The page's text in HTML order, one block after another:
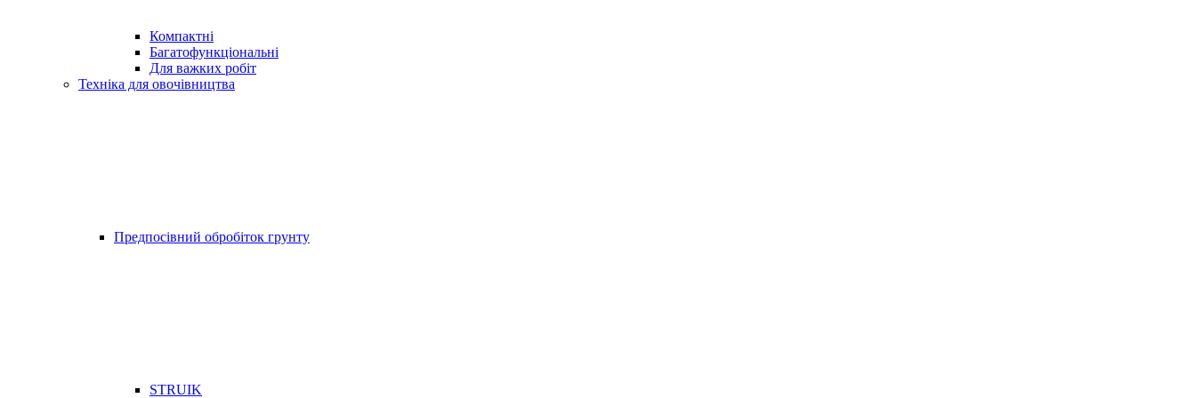
Компактні
Багатофункціональні
Для важких робіт
Техніка для овочівництва
Предпосівний обробіток грунту
STRUIK